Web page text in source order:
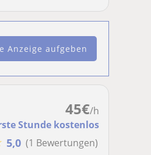
Anzeige aufgeben
45€/h
Stunde kostenlos
5,0 (1 Bewertungen)